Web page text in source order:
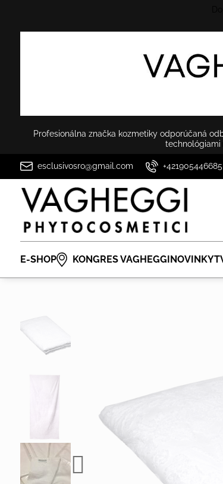
Profesionálna značka kozmetiky odporúčaná
technológiami
esclusivosro@gmail.com +421905446685
E-SHOP KONGRES VAGHEGGINOVINKY